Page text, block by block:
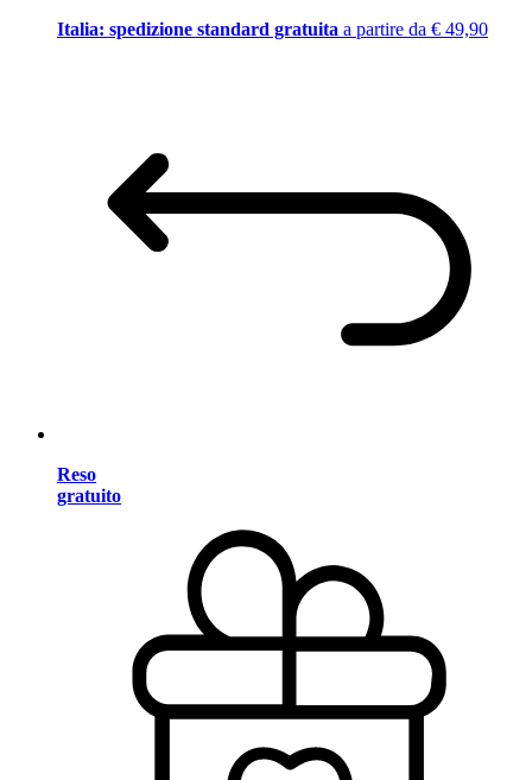
Italia: spedizione standard gratuita a partire da € 49,90
Reso
gratuito